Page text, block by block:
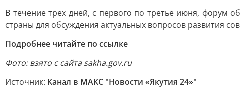
В течение трех дней, с первого по третье июня, форум
страны для обсуждения актуальных вопросов развития
Подробнее читайте по ссылке
Фото: взято с сайта sakha.gov.ru
Источник: Канал в МАКС "Новости «Якутия 24»"